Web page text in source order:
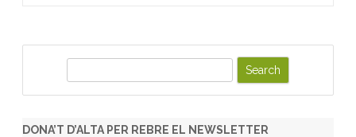
r
DONA’T D’ALTA PER REBRE EL NEWSLETTER